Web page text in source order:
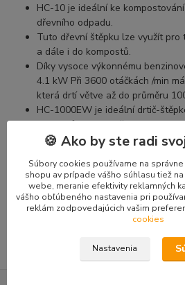
HC-10 je ideální ke
dřevního odpadu.
Tuto dřevní štěpku lze využít pro
a dále i do kompostů.
Díky vysoce výkonnému
4.1 kW Při 3600 otáčkách /min
která drtí větve až do průměru
HC-1000EW je ideální drtič-
pozemků bez elektřiny.
Integrovaný podvozek pro
Tovar zaradený v kategóriách
Štiepkovače na drevo
🍪 Ako by ste radi
Súbory cookies používame na
shopu av prípade vášho súhlasu tiež
webe, meranie efektivity reklamných
vášho obľúbeného nastavenia pri
reklám zodpovedajúcich vašim
cookies
Nastavenia